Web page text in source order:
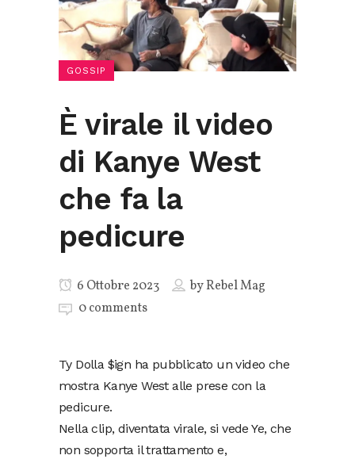
GOSSIP
È virale il video
di Kanye West
che fa la
pedicure
6 Ottobre 2023 byRebel Mag
0 comments
Ty Dolla $ign ha pubblicato un video che
mostra Kanye West alle prese con la
pedicure.
Nella clip, diventata virale, si vede Ye, che
non sopporta il trattamento e,